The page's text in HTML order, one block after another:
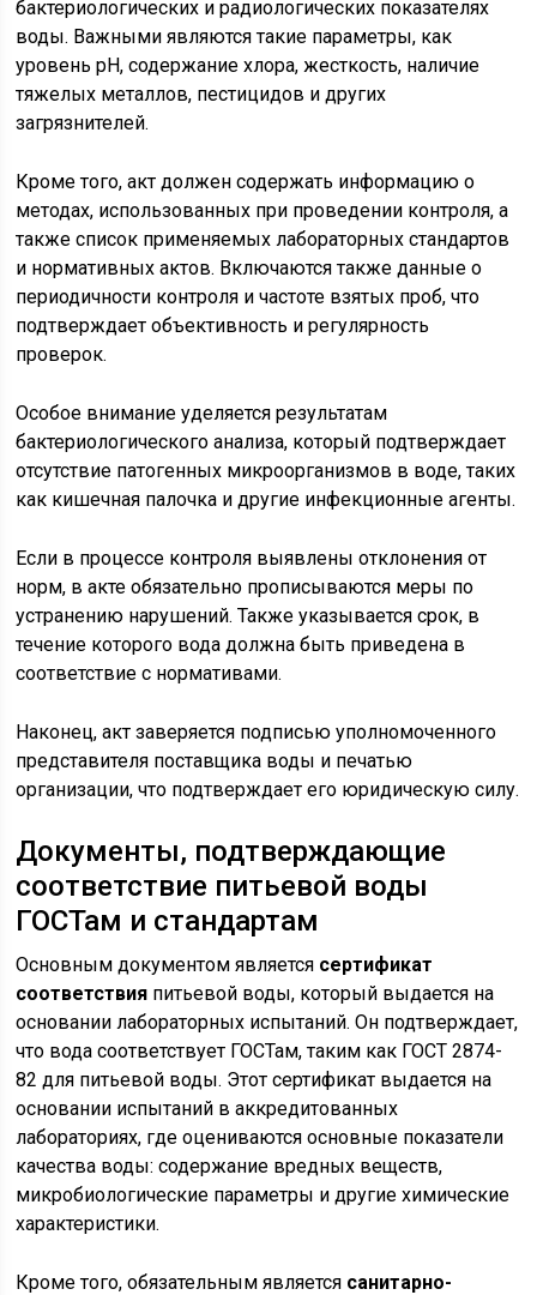
бактериологических и радиологических показателях
воды. Важными являются такие параметры, как
уровень pH, содержание хлора, жесткость, наличие
тяжелых металлов, пестицидов и других
загрязнителей.
Кроме того, акт должен содержать информацию о
методах, использованных при проведении контроля, а
также список применяемых лабораторных стандартов
и нормативных актов. Включаются также данные о
периодичности контроля и частоте взятых проб, что
подтверждает объективность и регулярность
проверок.
Особое внимание уделяется результатам
бактериологического анализа, который подтверждает
отсутствие патогенных микроорганизмов в воде, таких
как кишечная палочка и другие инфекционные агенты.
Если в процессе контроля выявлены отклонения от
норм, в акте обязательно прописываются меры по
устранению нарушений. Также указывается срок, в
течение которого вода должна быть приведена в
соответствие с нормативами.
Наконец, акт заверяется подписью уполномоченного
представителя поставщика воды и печатью
организации, что подтверждает его юридическую силу.
Документы, подтверждающие
соответствие питьевой воды
ГОСТам и стандартам
Основным документом является сертификат
соответствия питьевой воды, который выдается на
основании лабораторных испытаний. Он подтверждает,
что вода соответствует ГОСТам, таким как ГОСТ 2874-
82 для питьевой воды. Этот сертификат выдается на
основании испытаний в аккредитованных
лабораториях, где оцениваются основные показатели
качества воды: содержание вредных веществ,
микробиологические параметры и другие химические
характеристики.
Кроме того, обязательным является санитарно-